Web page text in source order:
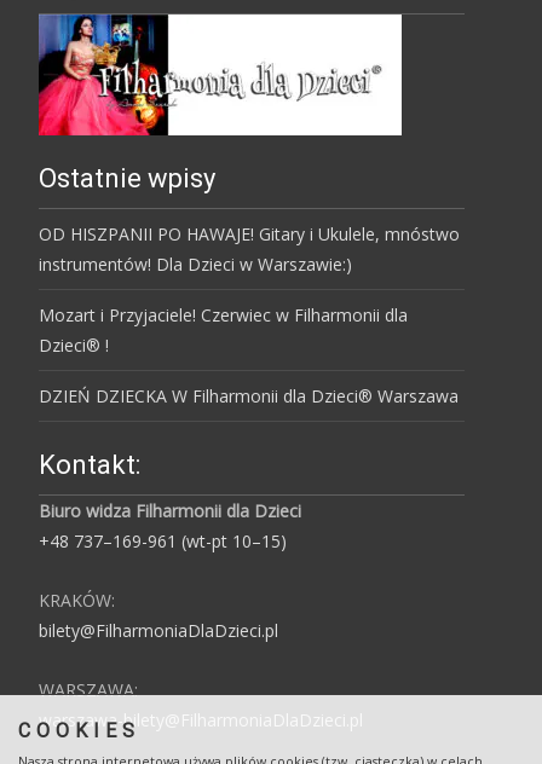
COOKIES
Ostatnie wpisy
OD HISZPANII PO HAWAJE! Gitary i Ukulele, mnóstwo
instrumentów! Dla Dzieci w Warszawie:)
Mozart i Przyjaciele! Czerwiec w Filharmonii dla
Dzieci® !
DZIEŃ DZIECKA W Filharmonii dla Dzieci® Warszawa
Kontakt:
Biuro widza Filharmonii dla Dzieci
+48 737–169-961 (wt-pt 10–15)
KRAKÓW:
bilety@FilharmoniaDlaDzieci.pl
WARSZAWA:
warszawa-bilety@FilharmoniaDlaDzieci.pl